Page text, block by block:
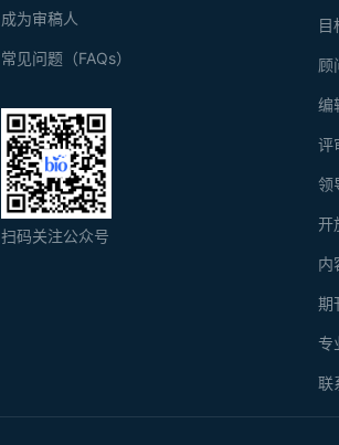
目
顾
编
评
领
开
内
期
专
联
成为审稿人
常见问题（FAQs）
扫码关注公众号